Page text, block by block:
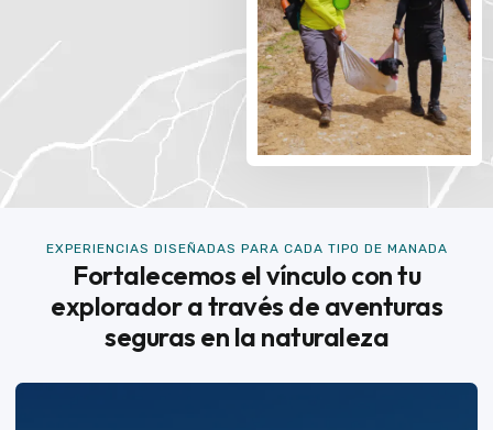
EXPERIENCIAS DISEÑADAS PARA CADA TIPO DE MANADA
Fortalecemos el vínculo con tu
explorador a través de aventuras
seguras en la naturaleza